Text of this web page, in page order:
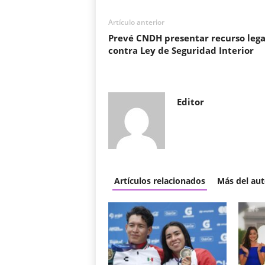
Artículo anterior
Prevé CNDH presentar recurso
contra Ley de Seguridad Interior
Editor
Artículos relacionados Más del